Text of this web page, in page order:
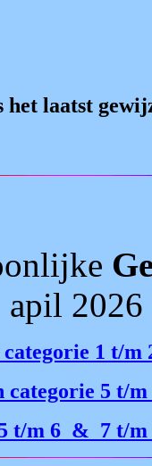
het laatst
apil
1 t/m
categorie 5 t/m
t/m 6 & 7 t/m